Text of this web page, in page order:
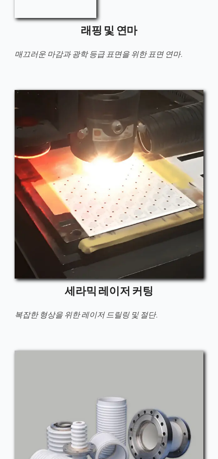
래핑 및 연마
매끄러운 마감과 광학 등급 표면을 위한 표면 연마.
세라믹 레이저 커팅
복잡한 형상을 위한 레이저 드릴링 및 절단.